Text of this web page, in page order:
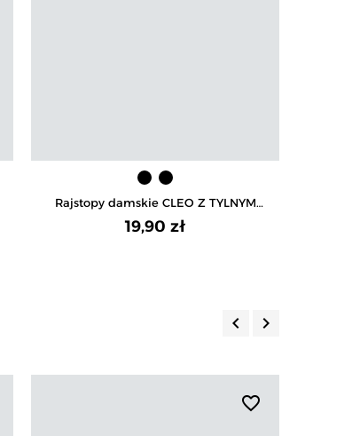
Rajstopy damskie CLEO Z TYLNYM
PASKIEM 20 DEN
19,90 zł
Poprzedni
keyboard_arrow_left Następny
keyboard_arrow_right
favorite_border